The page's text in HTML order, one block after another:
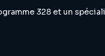
328 et un